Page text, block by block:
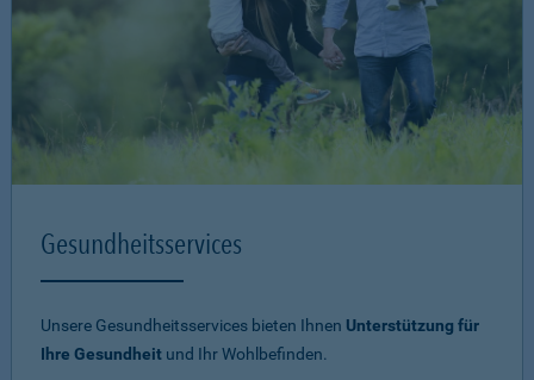
Gesundheitsservices
Unsere Gesundheitsservices bieten Ihnen Unterstützung für
Ihre Gesundheit und Ihr Wohlbefinden.